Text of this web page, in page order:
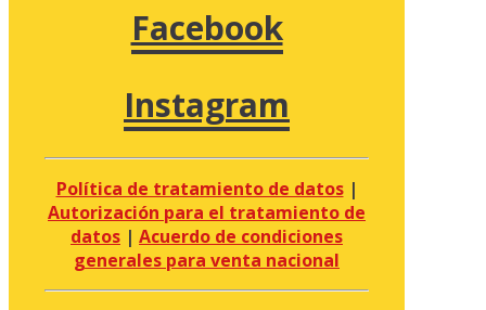
Facebook
Instagram
Política de tratamiento de datos|
Autorización para el tratamiento de
datos | Acuerdo de condiciones
generales para venta nacional